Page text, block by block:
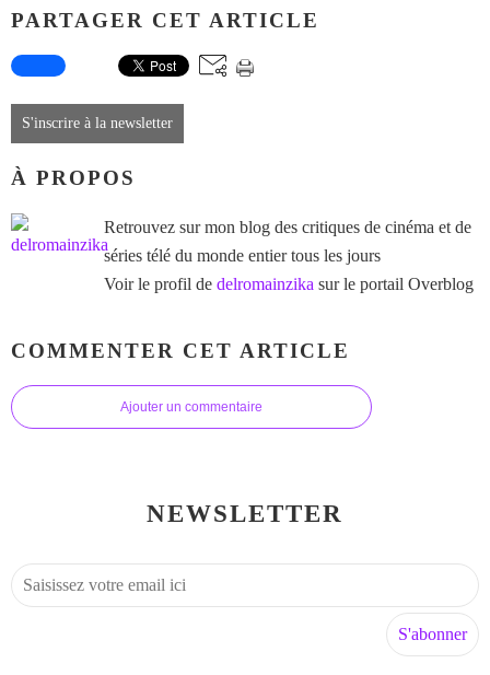
PARTAGER CET ARTICLE
S'inscrire à la newsletter
À PROPOS
Retrouvez sur mon blog des critiques de cinéma et de
séries télé du monde entier tous les jours
Voir le profil de delromainzika sur le portail Overblog
COMMENTER CET ARTICLE
Ajouter un commentaire
NEWSLETTER